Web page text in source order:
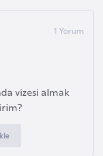
vizesi almak